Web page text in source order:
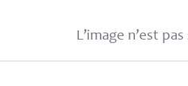
L’image n’est